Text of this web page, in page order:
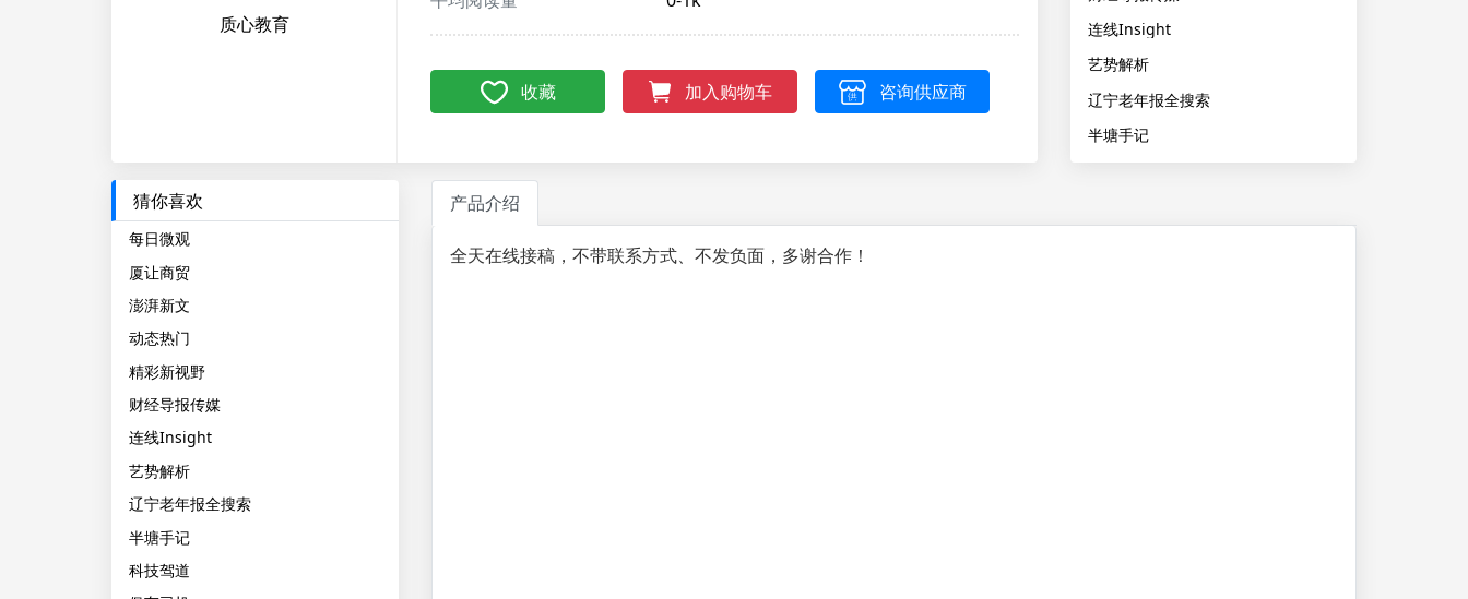
质心教育
收藏 加入购物车 咨询供应商
连线Insight
艺势解析
辽宁老年报全搜索
半塘手记
猜你喜欢
每日微观
厦让商贸
澎湃新文
动态热门
精彩新视野
财经导报传媒
连线Insight
艺势解析
辽宁老年报全搜索
半塘手记
科技驾道
产品介绍
全天在线接稿，不带联系方式、不发负面，多谢合作！